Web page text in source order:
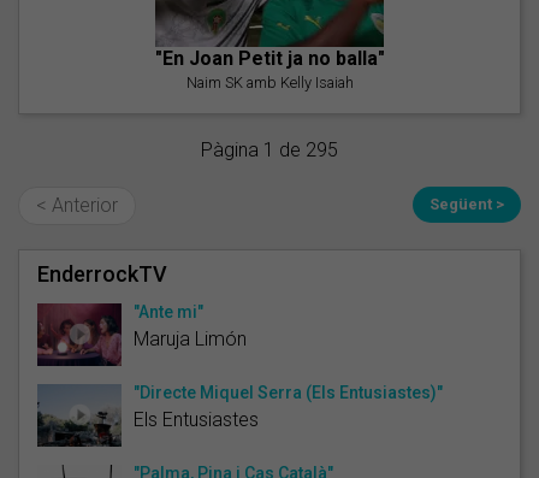
"En Joan Petit ja no balla"
Naim SK amb Kelly Isaiah
Pàgina 1 de 295
< Anterior Següent >
EnderrockTV
"Ante mi"
Maruja Limón
"Directe Miquel Serra (Els Entusiastes)"
Els Entusiastes
"Palma, Pina i Cas Català"